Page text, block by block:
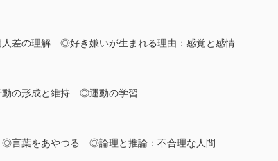
の理解 ◎好き嫌いが生まれる理由：感覚と感情
形成と維持 ◎運動の学習
葉をあやつる ◎論理と推論：不合理な人間